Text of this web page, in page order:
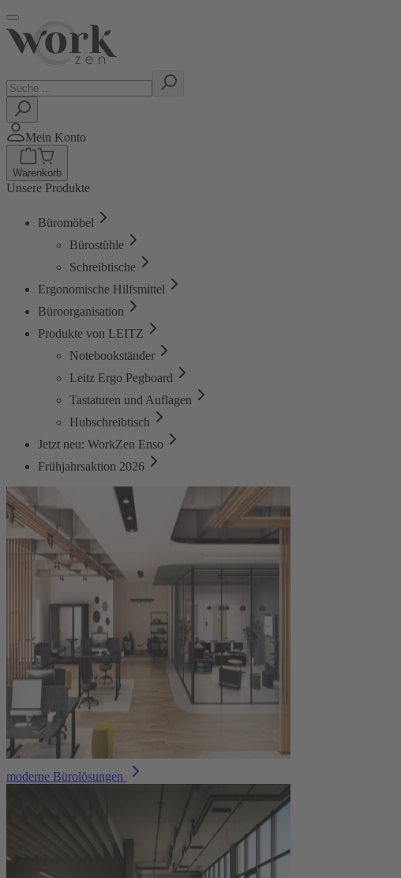
Mein Konto
Warenkorb
Unsere Produkte
Büromöbel
Bürostühle
Schreibtische
Ergonomische Hilfsmittel
Büroorganisation
Produkte von LEITZ
Notebookständer
Leitz Ergo Pegboard
Tastaturen und Auflagen
Hubschreibtisch
Jetzt neu: WorkZen Enso
Frühjahrsaktion 2026
moderne Bürolösungen